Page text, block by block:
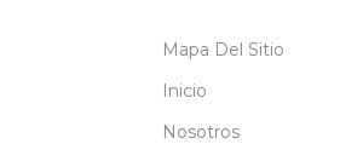
Mapa Del Sitio
Inicio
Nosotros